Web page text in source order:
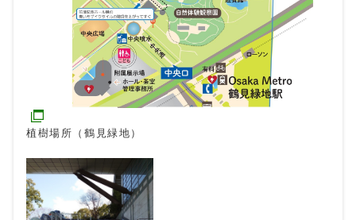
植樹場所（鶴見緑地）